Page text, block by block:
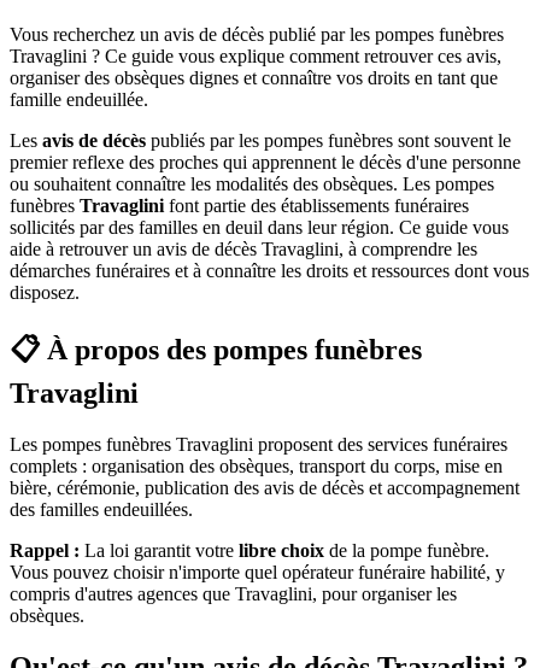
Vous recherchez un avis de décès publié par les pompes funèbres
Travaglini ? Ce guide vous explique comment retrouver ces avis,
organiser des obsèques dignes et connaître vos droits en tant que
famille endeuillée.
Les avis de décès publiés par les pompes funèbres sont souvent le
premier reflexe des proches qui apprennent le décès d'une personne
ou souhaitent connaître les modalités des obsèques. Les pompes
funèbres Travaglini font partie des établissements funéraires
sollicités par des familles en deuil dans leur région. Ce guide vous
aide à retrouver un avis de décès Travaglini, à comprendre les
démarches funéraires et à connaître les droits et ressources dont vous
disposez.
📋 À propos des pompes funèbres
Travaglini
Les pompes funèbres Travaglini proposent des services funéraires
complets : organisation des obsèques, transport du corps, mise en
bière, cérémonie, publication des avis de décès et accompagnement
des familles endeuillées.
Rappel : La loi garantit votre libre choix de la pompe funèbre.
Vous pouvez choisir n'importe quel opérateur funéraire habilité, y
compris d'autres agences que Travaglini, pour organiser les
obsèques.